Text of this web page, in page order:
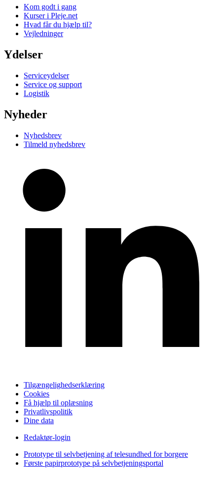
Kom godt i gang
Kurser i Pleje.net
Hvad får du hjælp til?
Vejledninger
Ydelser
Serviceydelser
Service og support
Logistik
Nyheder
Nyhedsbrev
Tilmeld nyhedsbrev
Tilgængelighedserklæring
Cookies
Få hjælp til oplæsning
Privatlivspolitik
Dine data
Redaktør-login
Prototype til selvbetjening af telesundhed for borgere
Første papirprototype på selvbetjeningsportal